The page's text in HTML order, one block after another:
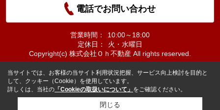
電話でお問い合わせ
営業時間：
10:00～18:00
定休日：
火・水曜日
Copyright(c) 株式会社Ｏｈ不動産 All rights reserved.
当サイトでは、お客様の当サイト利用状況把握、サービス向上検討を目的と
して、クッキー（Cookie）を使用しています。
詳しくは、当社の 「Cookieの取扱いについて」 をご確認ください。
閉じる